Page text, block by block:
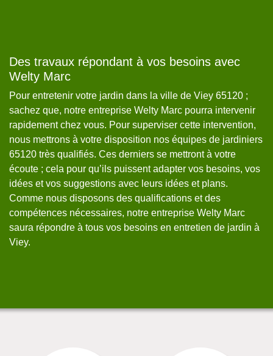
Des travaux répondant à vos besoins avec
Welty Marc
Pour entretenir votre jardin dans la ville de Viey 65120 ;
sachez que, notre entreprise Welty Marc pourra intervenir
rapidement chez vous. Pour superviser cette intervention,
nous mettrons à votre disposition nos équipes de jardiniers
65120 très qualifiés. Ces derniers se mettront à votre
écoute ; cela pour qu’ils puissent adapter vos besoins, vos
idées et vos suggestions avec leurs idées et plans.
Comme nous disposons des qualifications et des
compétences nécessaires, notre entreprise Welty Marc
saura répondre à tous vos besoins en entretien de jardin à
Viey.